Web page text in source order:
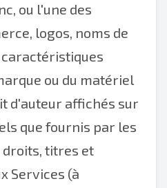
ou l'une des
logos, noms de
ou du matériel
d'auteur affichés sur
que fournis par les
droits, titres et
Services (à